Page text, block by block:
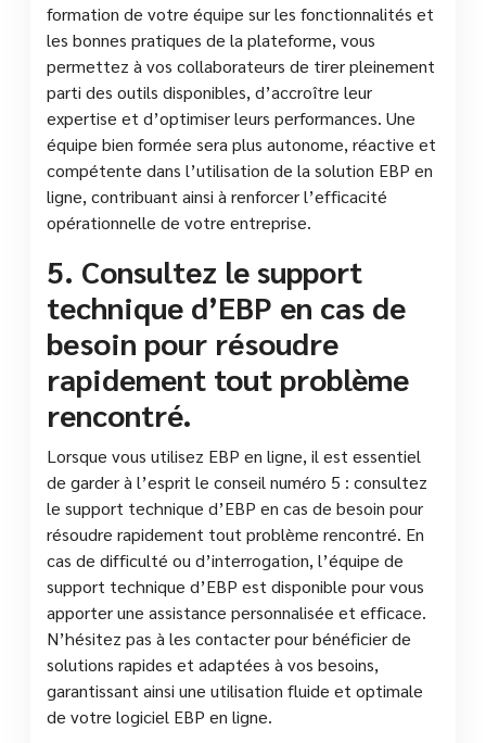
formation de votre équipe sur les fonctionnalités et
les bonnes pratiques de la plateforme, vous
permettez à vos collaborateurs de tirer pleinement
parti des outils disponibles, d’accroître leur
expertise et d’optimiser leurs performances. Une
équipe bien formée sera plus autonome, réactive et
compétente dans l’utilisation de la solution EBP en
ligne, contribuant ainsi à renforcer l’efficacité
opérationnelle de votre entreprise.
5. Consultez le support
technique d’EBP en cas de
besoin pour résoudre
rapidement tout problème
rencontré.
Lorsque vous utilisez EBP en ligne, il est essentiel
de garder à l’esprit le conseil numéro 5 : consultez
le support technique d’EBP en cas de besoin pour
résoudre rapidement tout problème rencontré. En
cas de difficulté ou d’interrogation, l’équipe de
support technique d’EBP est disponible pour vous
apporter une assistance personnalisée et efficace.
N’hésitez pas à les contacter pour bénéficier de
solutions rapides et adaptées à vos besoins,
garantissant ainsi une utilisation fluide et optimale
de votre logiciel EBP en ligne.